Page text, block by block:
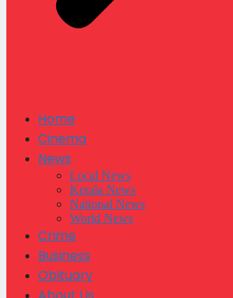
Home
Cinema
News
Local News
Kerala News
National News
World News
Crime
Business
Obituary